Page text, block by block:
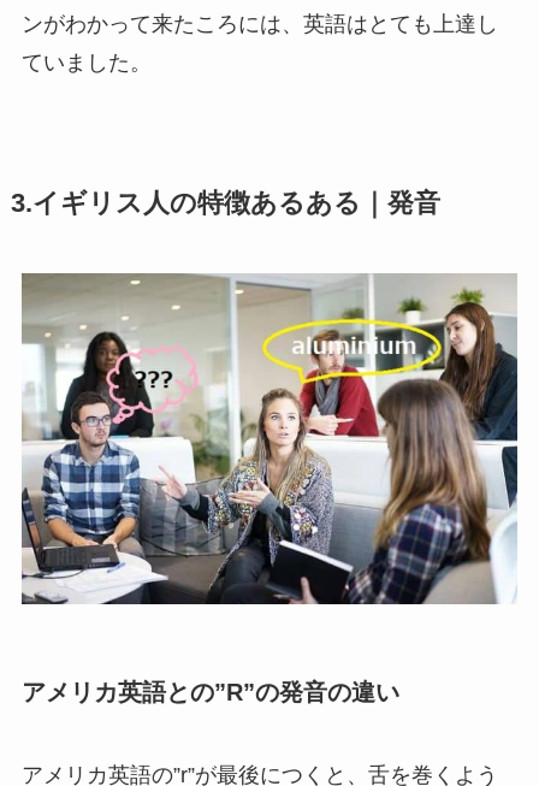
ンがわかって来たころには、英語はとても上達し
ていました。
3.イギリス人の特徴あるある｜発音
アメリカ英語との”R”の発音の違い
アメリカ英語の”r”が最後につくと、舌を巻くよう